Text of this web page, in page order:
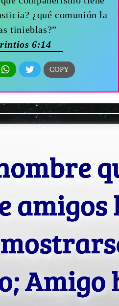
¿qué comunión la
tinieblas?”
6:14